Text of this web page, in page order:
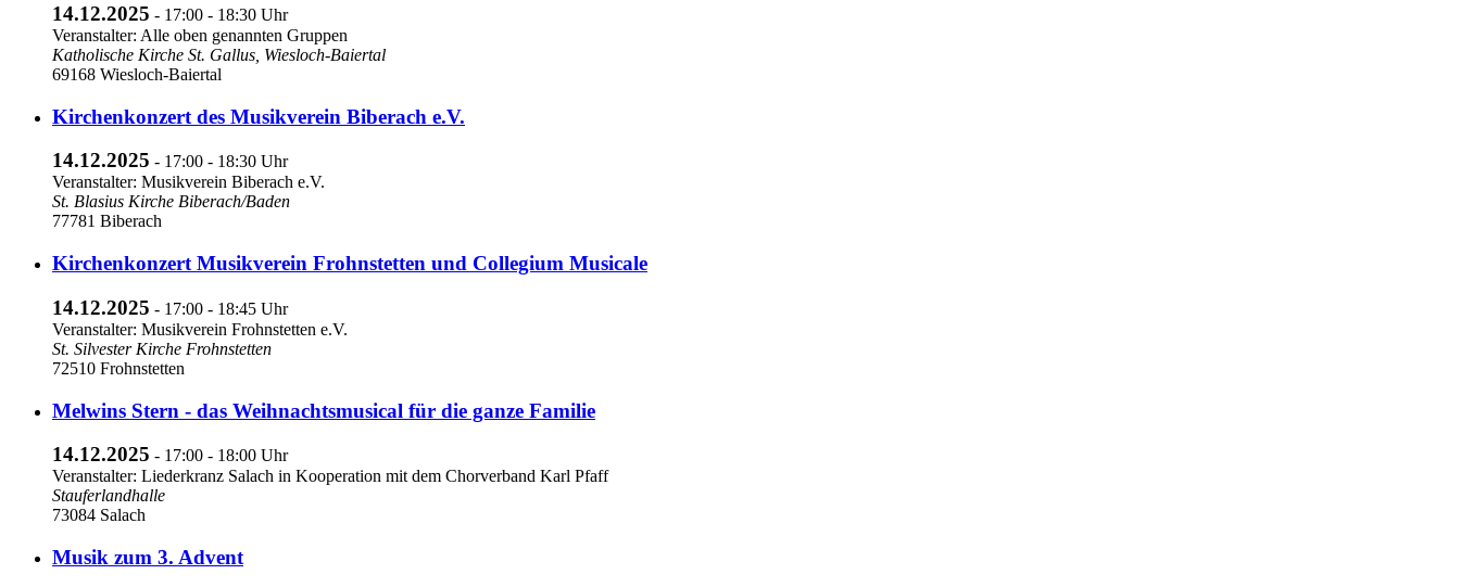
14.12.2025 - 17:00 - 18:30 Uhr
Veranstalter: Alle oben genannten Gruppen
Katholische Kirche St. Gallus, Wiesloch-Baiertal
69168 Wiesloch-Baiertal
Kirchenkonzert des Musikverein Biberach e.V.
14.12.2025 - 17:00 - 18:30 Uhr
Veranstalter: Musikverein Biberach e.V.
St. Blasius Kirche Biberach/Baden
77781 Biberach
Kirchenkonzert Musikverein Frohnstetten und Collegium Musicale
14.12.2025 - 17:00 - 18:45 Uhr
Veranstalter: Musikverein Frohnstetten e.V.
St. Silvester Kirche Frohnstetten
72510 Frohnstetten
Melwins Stern - das Weihnachtsmusical für die ganze Familie
14.12.2025 - 17:00 - 18:00 Uhr
Veranstalter: Liederkranz Salach in Kooperation mit dem Chorverband Karl Pfaff
Stauferlandhalle
73084 Salach
Musik zum 3. Advent